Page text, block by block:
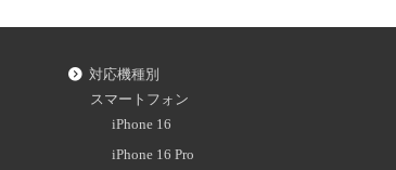
対応機種別
スマートフォン
iPhone 16
iPhone 16 Pro